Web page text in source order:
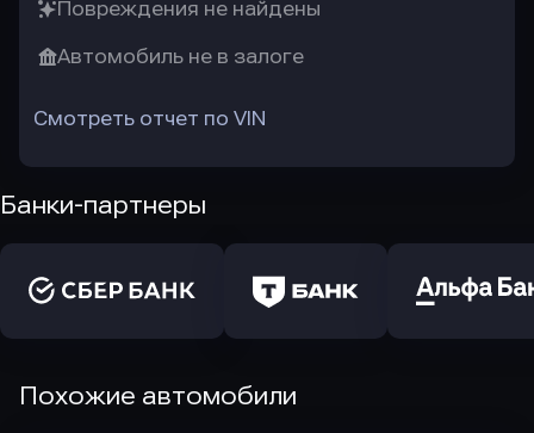
Повреждения не найдены
Автомобиль не в залоге
Смотреть отчет по VIN
Банки-партнеры
Похожие автомобили